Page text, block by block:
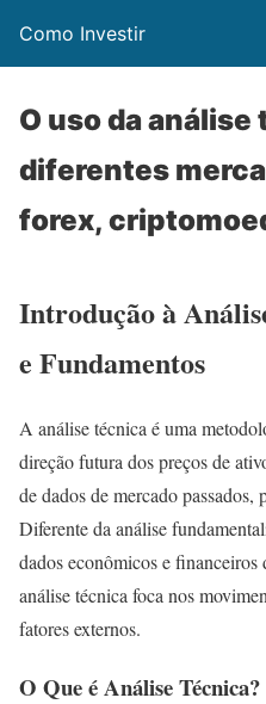
Como Investir
O uso da
diferentes
forex,
Introdução à
e Fundamentos
A análise técnica é uma
direção futura dos preços de
de dados de mercado
Diferente da análise
dados econômicos e financeiros
análise técnica foca nos
fatores externos.
O Que é Análise Técnica?